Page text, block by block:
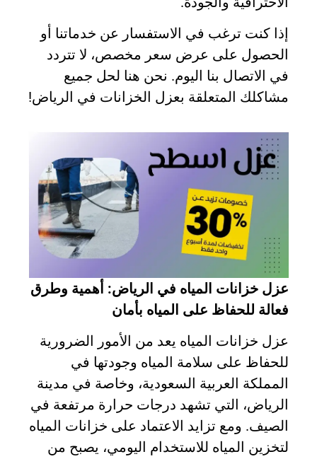
إذا كنت ترغب في الاستفسار عن خدماتنا أو
الحصول على عرض سعر مخصص، لا تتردد
في الاتصال بنا اليوم. نحن هنا لحل جميع
مشاكلك المتعلقة بعزل الخزانات في الرياض!
عزل خزانات المياه في الرياض: أهمية وطرق
فعالة للحفاظ على المياه بأمان
عزل خزانات المياه يعد من الأمور الضرورية
للحفاظ على سلامة المياه وجودتها في
المملكة العربية السعودية، وخاصة في مدينة
الرياض، التي تشهد درجات حرارة مرتفعة في
الصيف. ومع تزايد الاعتماد على خزانات المياه
لتخزين المياه للاستخدام اليومي، يصبح من